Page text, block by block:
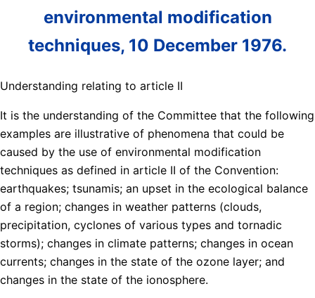
environmental modification
techniques, 10 December 1976.
Understanding relating to article II
It is the understanding of the Committee that the following
examples are illustrative of phenomena that could be
caused by the use of environmental modification
techniques as defined in article II of the Convention:
earthquakes; tsunamis; an upset in the ecological balance
of a region; changes in weather patterns (clouds,
precipitation, cyclones of various types and tornadic
storms); changes in climate patterns; changes in ocean
currents; changes in the state of the ozone layer; and
changes in the state of the ionosphere.